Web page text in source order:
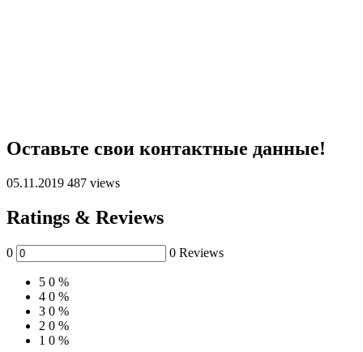
Оставьте свои контактные данные!
05.11.2019 487 views
Ratings & Reviews
0 0 Reviews
5 0 %
4 0 %
3 0 %
2 0 %
1 0 %